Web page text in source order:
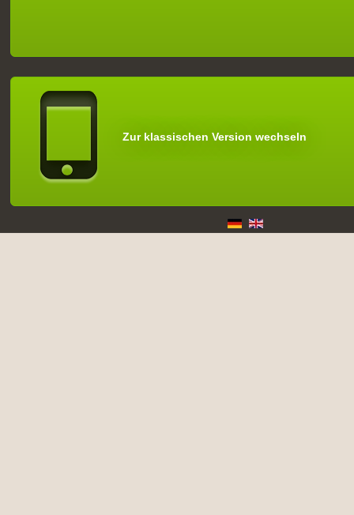
Zur klassischen Version wechseln